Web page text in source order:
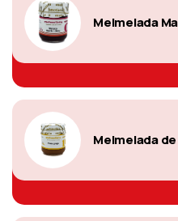
Melmelada
Melmelada